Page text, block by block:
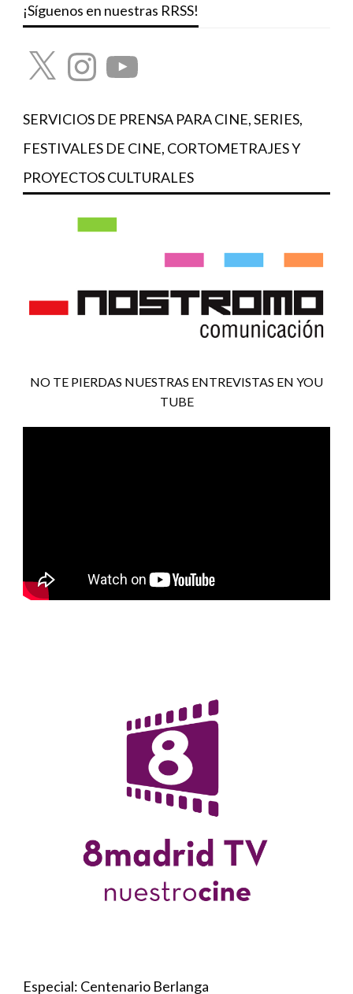
¡Síguenos en nuestras RRSS!
X InstagramYouTube
SERVICIOS DE PRENSA PARA CINE, SERIES,
FESTIVALES DE CINE, CORTOMETRAJES Y
PROYECTOS CULTURALES
NO TE PIERDAS NUESTRAS ENTREVISTAS EN YOU
TUBE
Especial: Centenario Berlanga